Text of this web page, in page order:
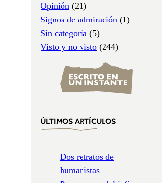
Opinión (21)
Signos de admiración (1)
Sin categoría (5)
Visto y no visto (244)
ÚLTIMOS ARTÍCULOS
Dos retratos de
humanistas